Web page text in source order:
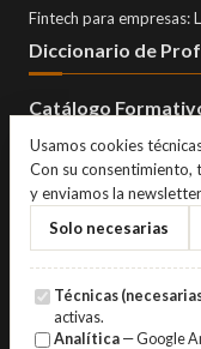
Fintech para empresas:
Diccionario de
Catálogo
Usamos cookies
Con su consentimiento,
y enviamos la
Solo necesarias
Técnicas
activas.
Analítica — Google